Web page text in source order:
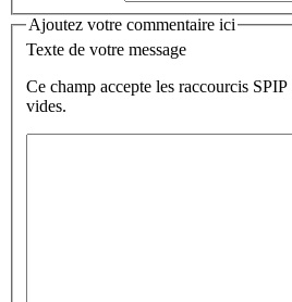
Ajoutez votre commentaire ici
Texte de votre message
Ce champ accepte les raccourcis SPIP
vides.